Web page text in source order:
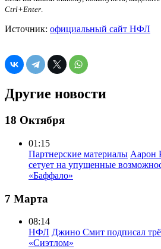
Ctrl+Enter.
Источник: официальный сайт НФЛ
Другие новости
18 Октября
01:15
Партнерские материалы Аарон
сетует на упущенные
«Баффало»
7 Марта
08:14
НФЛ Джино Смит подписал
«Сиэтлом»